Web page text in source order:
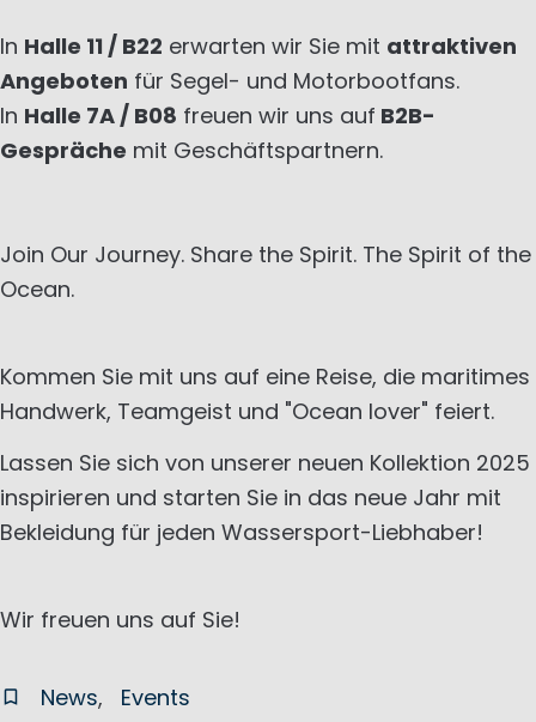
In Halle 11 / B22 erwarten wir Sie mit attraktiven
Angeboten für Segel- und Motorbootfans.
In Halle 7A / B08 freuen wir uns auf B2B-
Gespräche mit Geschäftspartnern.
Join Our Journey. Share the Spirit. The Spirit of the
Ocean.
Kommen Sie mit uns auf eine Reise, die maritimes
Handwerk, Teamgeist und "Ocean lover" feiert.
Lassen Sie sich von unserer neuen Kollektion 2025
inspirieren und starten Sie in das neue Jahr mit
Bekleidung für jeden Wassersport-Liebhaber!
Wir freuen uns auf Sie!
News Events